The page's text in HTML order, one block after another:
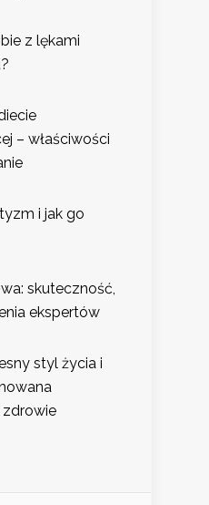
z lękami
– właściwości
i jak go
skuteczność,
ekspertów
styl życia i
zdrowie